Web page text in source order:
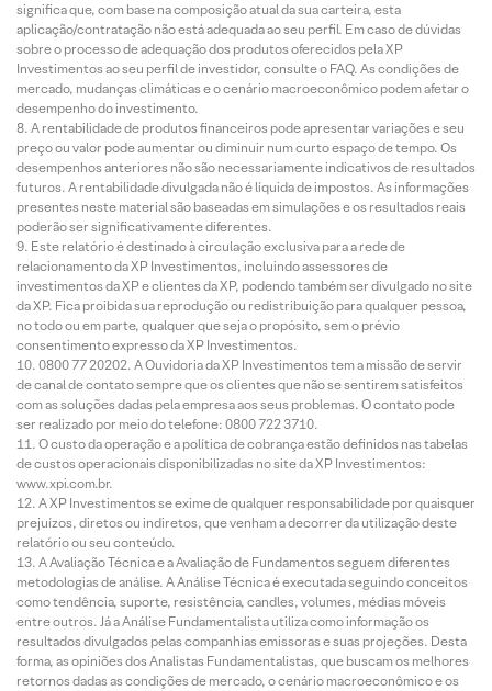
significa que, com base na composição atual da sua carteira, esta
aplicação/contratação não está adequada ao seu perfil. Em caso de dúvidas
sobre o processo de adequação dos produtos oferecidos pela XP
Investimentos ao seu perfil de investidor, consulte o FAQ. As condições de
mercado, mudanças climáticas e o cenário macroeconômico podem afetar o
desempenho do investimento.
A rentabilidade de produtos financeiros pode apresentar variações e seu
preço ou valor pode aumentar ou diminuir num curto espaço de tempo. Os
desempenhos anteriores não são necessariamente indicativos de resultados
futuros. A rentabilidade divulgada não é líquida de impostos. As informações
presentes neste material são baseadas em simulações e os resultados reais
poderão ser significativamente diferentes.
Este relatório é destinado à circulação exclusiva para a rede de
relacionamento da XP Investimentos, incluindo assessores de
investimentos da XP e clientes da XP, podendo também ser divulgado no site
da XP. Fica proibida sua reprodução ou redistribuição para qualquer pessoa,
no todo ou em parte, qualquer que seja o propósito, sem o prévio
consentimento expresso da XP Investimentos.
0800 77 20202. A Ouvidoria da XP Investimentos tem a missão de servir
de canal de contato sempre que os clientes que não se sentirem satisfeitos
com as soluções dadas pela empresa aos seus problemas. O contato pode
ser realizado por meio do telefone: 0800 722 3710.
O custo da operação e a política de cobrança estão definidos nas tabelas
de custos operacionais disponibilizadas no site da XP Investimentos:
www.xpi.com.br.
A XP Investimentos se exime de qualquer responsabilidade por quaisquer
prejuízos, diretos ou indiretos, que venham a decorrer da utilização deste
relatório ou seu conteúdo.
A Avaliação Técnica e a Avaliação de Fundamentos seguem diferentes
metodologias de análise. A Análise Técnica é executada seguindo conceitos
como tendência, suporte, resistência, candles, volumes, médias móveis
entre outros. Já a Análise Fundamentalista utiliza como informação os
resultados divulgados pelas companhias emissoras e suas projeções. Desta
forma, as opiniões dos Analistas Fundamentalistas, que buscam os melhores
retornos dadas as condições de mercado, o cenário macroeconômico e os